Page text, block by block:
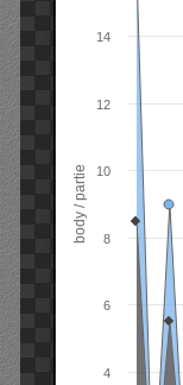
body / partie
4
6
8
10
12
14